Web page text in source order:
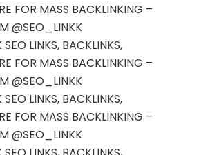
FOR MASS BACKLINKING –
@SEO_LINKK
SEO LINKS, BACKLINKS,
FOR MASS BACKLINKING –
@SEO_LINKK
SEO LINKS, BACKLINKS,
FOR MASS BACKLINKING –
@SEO_LINKK